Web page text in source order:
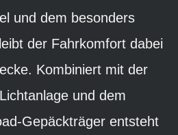
und dem besonders
der Fahrkomfort dabei
Kombiniert mit der
und dem
Gepäckträger entsteht